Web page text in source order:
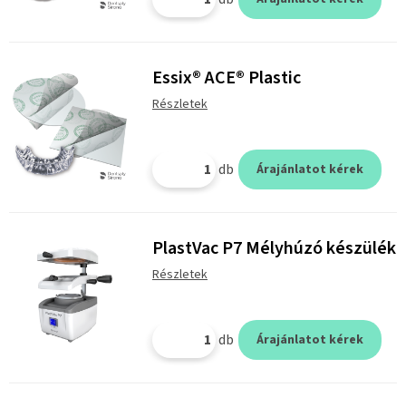
Essix® ACE® Plastic
Részletek
db Árajánlatot kérek
PlastVac P7 Mélyhúzó készülék
Részletek
db Árajánlatot kérek